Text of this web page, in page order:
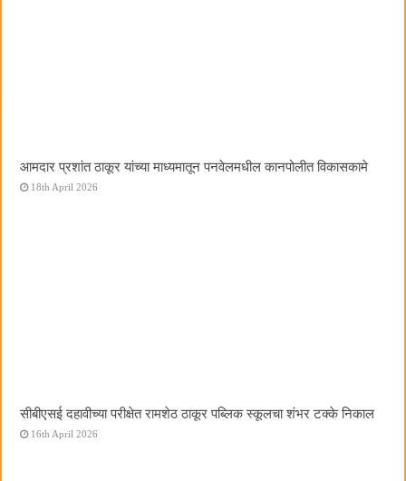
आमदार प्रशांत ठाकूर यांच्या माध्यमातून पनवेलमधील कानपोलीत विकासकामे
18th April 2026
सीबीएसई दहावीच्या परीक्षेत रामशेठ ठाकूर पब्लिक स्कूलचा शंभर टक्के निकाल
16th April 2026